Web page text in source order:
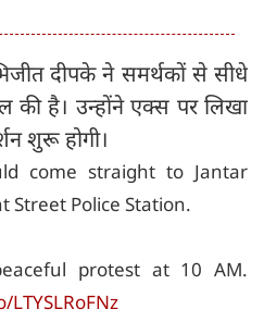
दीपके ने समर्थकों से सीधे
है। उन्होंने एक्स पर लिखा
शुरू होगी।
come straight to Jantar
Street Police Station.
protest at 10 AM.